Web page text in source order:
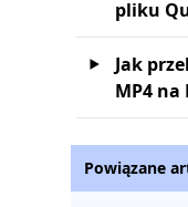
pliku
Jak
MP4 na
Powiązane